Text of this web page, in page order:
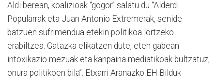
Aldi berean, koalizioak “gogor” salatu du “Alderdi
Popularrak eta Juan Antonio Extremerak, senide
batzuen sufrimendua etekin politikoa lortzeko
erabiltzea. Gatazka elikatzen dute, eten gabean
intoxikazio mezuak eta kanpaina mediatikoak bultzatuz,
onura politikoen bila”. Etxarri Aranazko EH Bilduk